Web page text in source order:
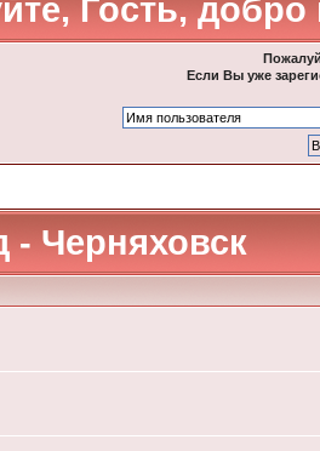
Гость,
Если Вы уже
Черняховск